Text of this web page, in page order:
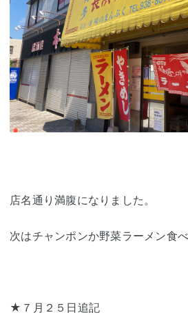
店名通り満腹になりました。
次はチャンポンか野菜ラーメン食べ
★７月２５日追記